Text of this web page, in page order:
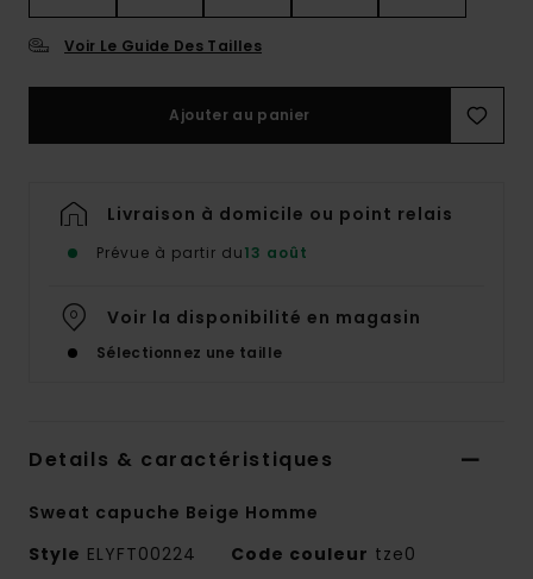
Voir Le Guide Des Tailles
Ajouter au panier
Livraison à domicile ou point relais
Prévue à partir du13 août
Voir la disponibilité en magasin
Sélectionnez une taille
Details & caractéristiques
Sweat capuche Beige Homme
Style ELYFT00224 Code couleur tze0